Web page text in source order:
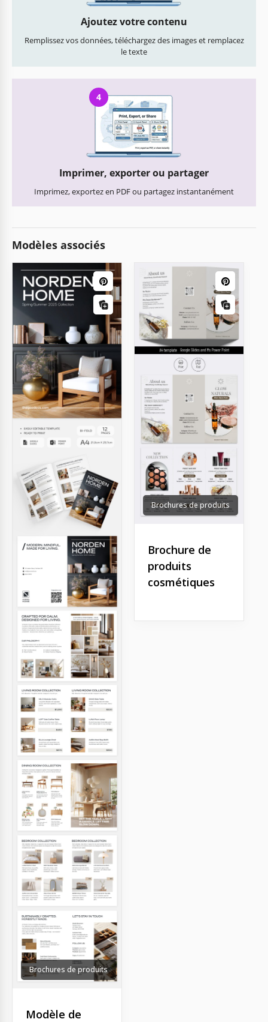
Ajoutez votre contenu
Remplissez vos données, téléchargez des images et remplacez
le texte
4
Imprimer, exporter ou partager
Imprimez, exportez en PDF ou partagez instantanément
Modèles associés
Brochures de produits
Modèle de
Brochures de produits
Brochure de
produits
cosmétiques